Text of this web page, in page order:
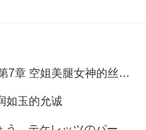
性感的美腿女神之乱伦绿帽,第7章 空姐美腿女神的丝袜足交
如玉的允诚